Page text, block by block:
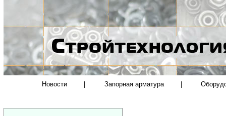
Новости Запорная арматура